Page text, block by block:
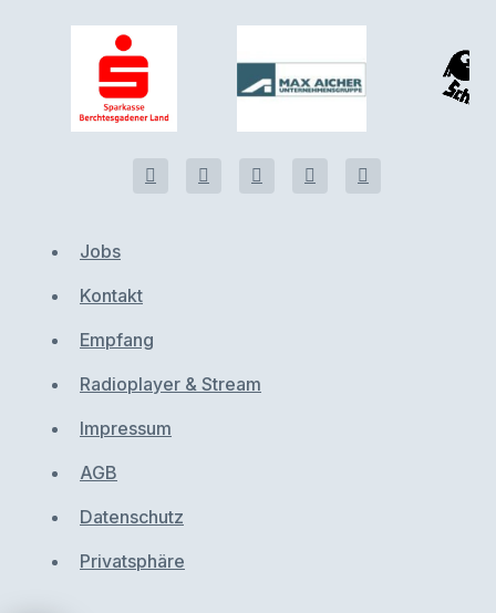
Jobs
Kontakt
Empfang
Radioplayer & Stream
Impressum
AGB
Datenschutz
Privatsphäre